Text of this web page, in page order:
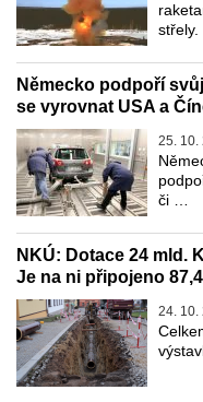
střely.
Německo podpoří
se vyrovnat USA a
25. 10.
či …
NKÚ: Dotace 24 mld.
Je na ni připojeno
24. 10.